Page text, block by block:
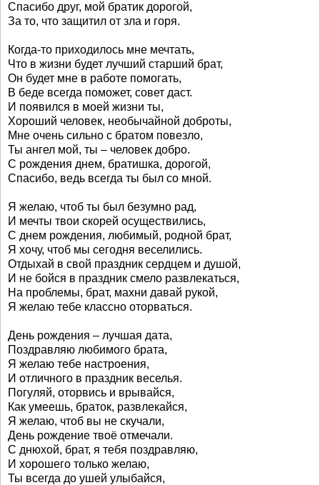
Спасибо друг, мой братик дорогой,
За то, что защитил от зла и горя.
Когда-то приходилось мне мечтать,
Что в жизни будет лучший старший брат,
Он будет мне в работе помогать,
В беде всегда поможет, совет даст.
И появился в моей жизни ты,
Хороший человек, необычайной доброты,
Мне очень сильно с братом повезло,
Ты ангел мой, ты – человек добро.
С рождения днем, братишка, дорогой,
Спасибо, ведь всегда ты был со мной.
Я желаю, чтоб ты был безумно рад,
И мечты твои скорей осуществились,
С днем рождения, любимый, родной брат,
Я хочу, чтоб мы сегодня веселились.
Отдыхай в свой праздник сердцем и душой,
И не бойся в праздник смело развлекаться,
На проблемы, брат, махни давай рукой,
Я желаю тебе классно оторваться.
День рождения – лучшая дата,
Поздравляю любимого брата,
Я желаю тебе настроения,
И отличного в праздник веселья.
Погуляй, оторвись и врывайся,
Как умеешь, браток, развлекайся,
Я желаю, чтоб вы не скучали,
День рождение твоё отмечали.
С днюхой, брат, я тебя поздравляю,
И хорошего только желаю,
Ты всегда до ушей улыбайся,